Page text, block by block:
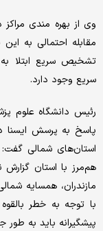
وی از بهره مندی
مقابله احتمالی به
تشخیص سریع ابتلا
سریع وجود دارد.
رئیس دانشگاه علوم
پاسخ به پرسش ایسنا
استان‌های شمالی
هم‌مرز با استان گزارش
مازندران، همسایه
با توجه به خطر
پیشگیرانه باید به طور